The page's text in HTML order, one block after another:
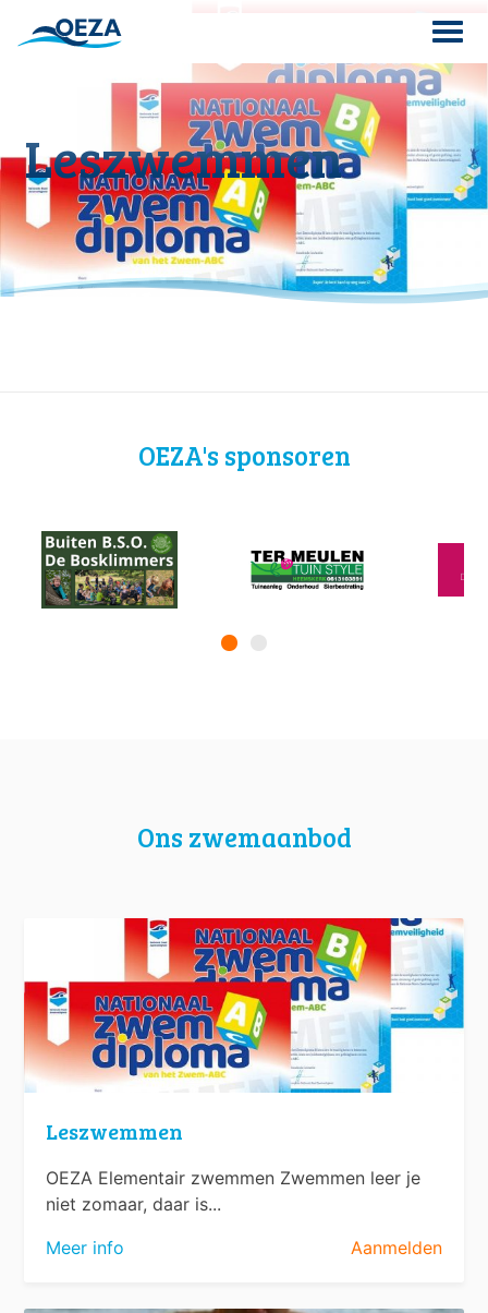
Search
for:
Leszwemmen
OEZA's sponsoren
Ons zwemaanbod
Leszwemmen
OEZA Elementair zwemmen Zwemmen leer je
niet zomaar, daar is...
Meer info
Aanmelden